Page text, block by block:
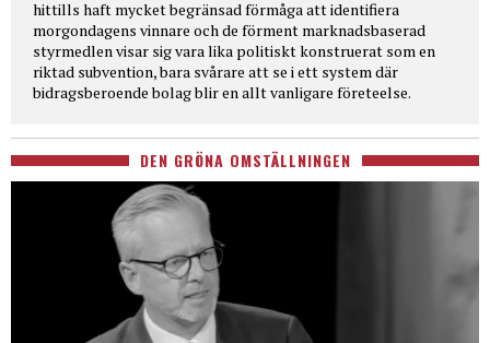
hittills haft mycket begränsad förmåga att identifiera
morgondagens vinnare och de förment marknadsbaserad
styrmedlen visar sig vara lika politiskt konstruerat som en
riktad subvention, bara svårare att se i ett system där
bidragsberoende bolag blir en allt vanligare företeelse.
DEN GRÖNA OMSTÄLLNINGEN